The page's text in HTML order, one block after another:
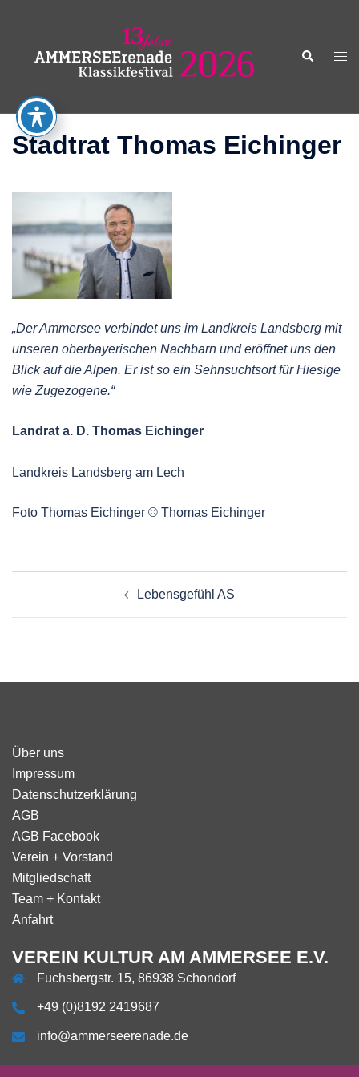
springen
Suche
Stadtrat Thomas Eichinger
„Der Ammersee verbindet uns im Landkreis Landsberg mit
unseren oberbayerischen Nachbarn und eröffnet uns den
Blick auf die Alpen. Er ist so ein Sehnsuchtsort für Hiesige
wie Zugezogene.“
Landrat a. D. Thomas Eichinger
Landkreis Landsberg am Lech
Foto Thomas Eichinger © Thomas Eichinger
Lebensgefühl AS
Über uns
Impressum
Datenschutzerklärung
AGB
AGB Facebook
Verein + Vorstand
Mitgliedschaft
Team + Kontakt
Anfahrt
VEREIN KULTUR AM AMMERSEE E.V.
Fuchsbergstr. 15, 86938 Schondorf
+49 (0)8192 2419687
info@ammerseerenade.de